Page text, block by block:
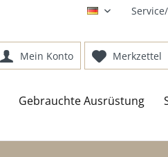
DE
Merkzettel
Mein Konto
Gebrauchte Ausrüstung